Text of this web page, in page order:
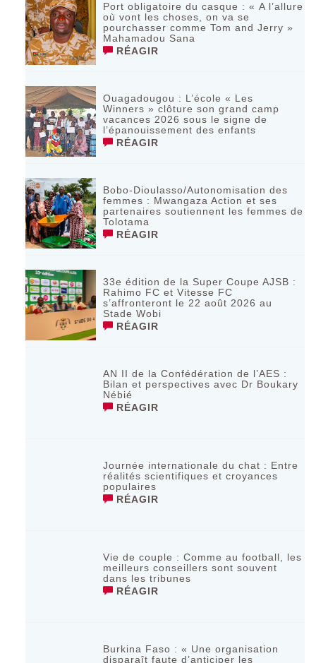
Port obligatoire du casque : « A l’allure
où vont les choses, on va se
pourchasser comme Tom and Jerry »
Mahamadou Sana
RÉAGIR
Ouagadougou : L’école « Les
Winners » clôture son grand camp
vacances 2026 sous le signe de
l’épanouissement des enfants
RÉAGIR
Bobo-Dioulasso/Autonomisation des
femmes : Mwangaza Action et ses
partenaires soutiennent les femmes de
Tolotama
RÉAGIR
33e édition de la Super Coupe AJSB :
Rahimo FC et Vitesse FC
s’affronteront le 22 août 2026 au
Stade Wobi
RÉAGIR
AN II de la Confédération de l’AES :
Bilan et perspectives avec Dr Boukary
Nébié
RÉAGIR
Journée internationale du chat : Entre
réalités scientifiques et croyances
populaires
RÉAGIR
Vie de couple : Comme au football, les
meilleurs conseillers sont souvent
dans les tribunes
RÉAGIR
Burkina Faso : « Une organisation
disparaît faute d’anticiper les